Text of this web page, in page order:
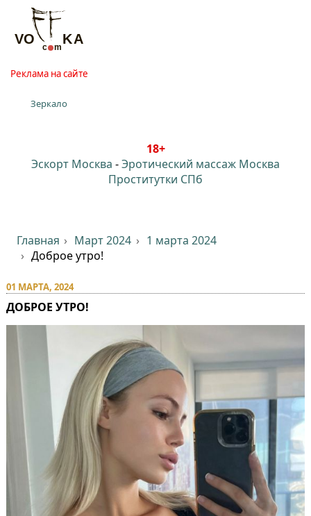
Реклама на сайте
Зеркало
18+
Эскорт Москва -Эротический массаж Москва
Проститутки СПб
Главная Март 2024
1 марта 2024
Доброе утро!
01 МАРТА, 2024
ДОБРОЕ УТРО!